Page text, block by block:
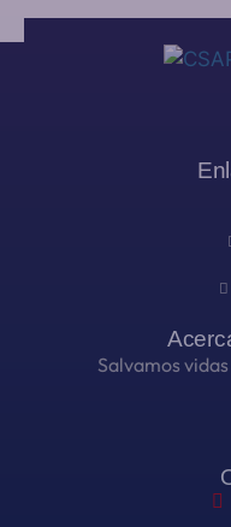
Salvamos